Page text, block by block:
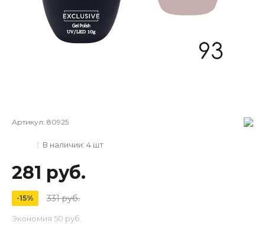
Артикул: 80925
В наличии: 4 шт
281 руб.
-15% 331 руб.
Экономия 50 руб.